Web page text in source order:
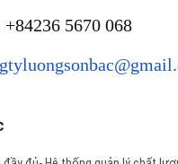
+84236 5670 068